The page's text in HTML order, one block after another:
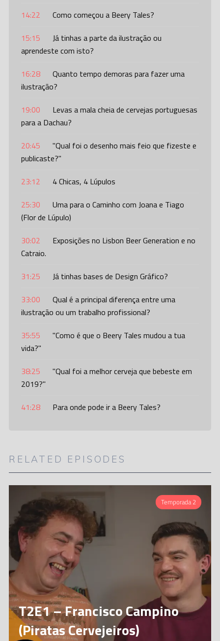
14:22
Como começou a Beery Tales?
15:15
Já tinhas a parte da ilustração ou
aprendeste com isto?
16:28
Quanto tempo demoras para fazer uma
ilustração?
19:00
Levas a mala cheia de cervejas portuguesas
para a Dachau?
20:45
"Qual foi o desenho mais feio que fizeste e
publicaste?"
23:12
4 Chicas, 4 Lúpulos
25:30
Uma para o Caminho com Joana e Tiago
(Flor de Lúpulo)
30:02
Exposições no Lisbon Beer Generation e no
Catraio.
31:25
Já tinhas bases de Design Gráfico?
33:00
Qual é a principal diferença entre uma
ilustração ou um trabalho profissional?
35:55
"Como é que o Beery Tales mudou a tua
vida?"
38:25
"Qual foi a melhor cerveja que bebeste em
2019?"
41:28
Para onde pode ir a Beery Tales?
RELATED EPISODES
Temporada 2
T2E1 – Francisco Campino
(Piratas Cervejeiros)